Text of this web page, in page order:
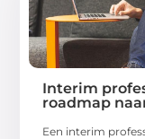
Interim
roadmap
Een interim